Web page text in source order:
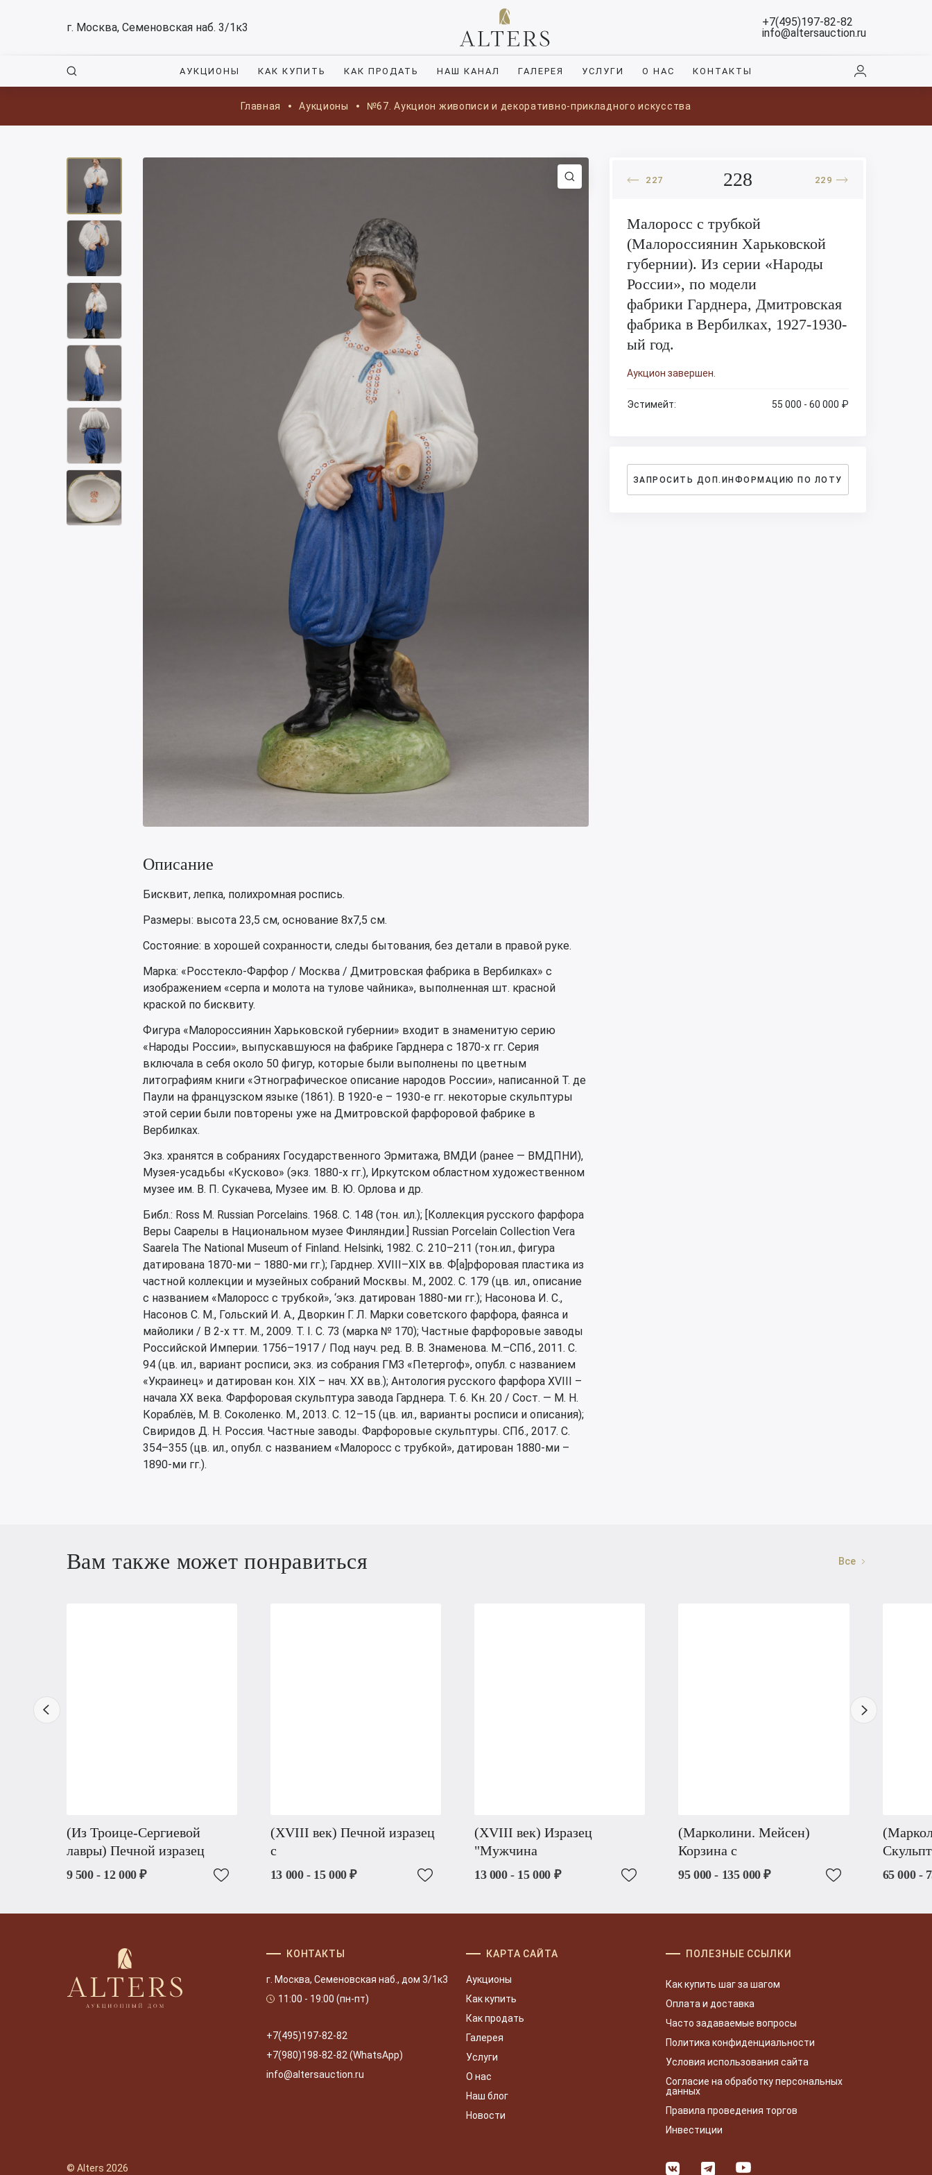
г. Москва, Семеновская наб. 3/1к3
+7(495)197-82-82
info@altersauction.ru
АУКЦИОНЫ КАК КУПИТЬ КАК ПРОДАТЬ НАШ КАНАЛ ГАЛЕРЕЯ УСЛУГИ О НАС КОНТАКТЫ
Главная Аукционы №67. Аукцион живописи и декоративно-прикладного искусства
Описание
Бисквит, лепка, полихромная роспись.
Размеры: высота 23,5 см, основание 8х7,5 см.
Состояние: в хорошей сохранности, следы бытования, без детали в правой руке.
Марка: «Росстекло-Фарфор / Москва / Дмитровская фабрика в Вербилках» с
изображением «серпа и молота на тулове чайника», выполненная шт. красной
краской по бисквиту.
Фигура «Малороссиянин Харьковской губернии» входит в знаменитую серию
«Народы России», выпускавшуюся на фабрике Гарднера с 1870-х гг. Серия
включала в себя около 50 фигур, которые были выполнены по цветным
литографиям книги «Этнографическое описание народов России», написанной Т. де
Паули на французском языке (1861). В 1920-е – 1930-е гг. некоторые скульптуры
этой серии были повторены уже на Дмитровской фарфоровой фабрике в
Вербилках.
Экз. хранятся в собраниях Государственного Эрмитажа, ВМДИ (ранее — ВМДПНИ),
Музея-усадьбы «Кусково» (экз. 1880-х гг.), Иркутском областном художественном
музее им. В. П. Сукачева, Музее им. В. Ю. Орлова и др.
Библ.: Ross M. Russian Porcelains. 1968. С. 148 (тон. ил.); [Коллекция русского фарфора
Веры Саарелы в Национальном музее Финляндии.] Russian Porcelain Collection Vera
Saarela The National Museum of Finland. Helsinki, 1982. С. 210–211 (тон.ил., фигура
датирована 1870-ми – 1880-ми гг.); Гарднер. XVIII–XIX вв. Ф[а]рфоровая пластика из
частной коллекции и музейных собраний Москвы. М., 2002. С. 179 (цв. ил., описание
с названием «Малоросс с трубкой», ‘экз. датирован 1880-ми гг.); Насонова И. С.,
Насонов С. М., Гольский И. А., Дворкин Г. Л. Марки советского фарфора, фаянса и
майолики / В 2-х тт. М., 2009. Т. I. С. 73 (марка № 170); Частные фарфоровые заводы
Российской Империи. 1756–1917 / Под науч. ред. В. В. Знаменова. М.–СПб., 2011. С.
94 (цв. ил., вариант росписи, экз. из собрания ГМЗ «Петергоф», опубл. с названием
«Украинец» и датирован кон. XIX – нач. XX вв.); Антология русского фарфора XVIII –
начала XX века. Фарфоровая скульптура завода Гарднера. Т. 6. Кн. 20 / Сост. — М. Н.
Кораблёв, М. В. Соколенко. М., 2013. С. 12–15 (цв. ил., варианты росписи и описания);
Свиридов Д. Н. Россия. Частные заводы. Фарфоровые скульптуры. СПб., 2017. С.
354–355 (цв. ил., опубл. с названием «Малоросс с трубкой», датирован 1880-ми –
1890-ми гг.).
227 228 229
Малоросс с трубкой
(Малороссиянин Харьковской
губернии). Из серии «Народы
России», по модели
фабрики Гарднера, Дмитровская
фабрика в Вербилках, 1927-1930-
ый год.
Аукцион завершен.
Эстимейт: 55 000 - 60 000 ₽
ЗАПРОСИТЬ ДОП.ИНФОРМАЦИЮ ПО ЛОТУ
Вам также может понравиться Все
(Из Троице-Сергиевой
лавры) Печной изразец
9 500 - 12 000 ₽
(XVIII век) Печной изразец
с
13 000 - 15 000 ₽
(XVIII век) Изразец
"Мужчина
13 000 - 15 000 ₽
(Марколини. Мейсен)
Корзина с
95 000 - 135 000 ₽ 65 000 -
© Alters 2026
КОНТАКТЫ
г. Москва, Семеновская наб., дом 3/1к3
11:00 - 19:00 (пн-пт)
+7(495)197-82-82
+7(980)198-82-82 (WhatsApp)
info@altersauction.ru
КАРТА САЙТА
Аукционы
Как купить
Как продать
Галерея
Услуги
О нас
Наш блог
Новости
ПОЛЕЗНЫЕ ССЫЛКИ
Как купить шаг за шагом
Оплата и доставка
Часто задаваемые вопросы
Политика конфиденциальности
Условия использования сайта
Согласие на обработку персональных
данных
Правила проведения торгов
Инвестиции